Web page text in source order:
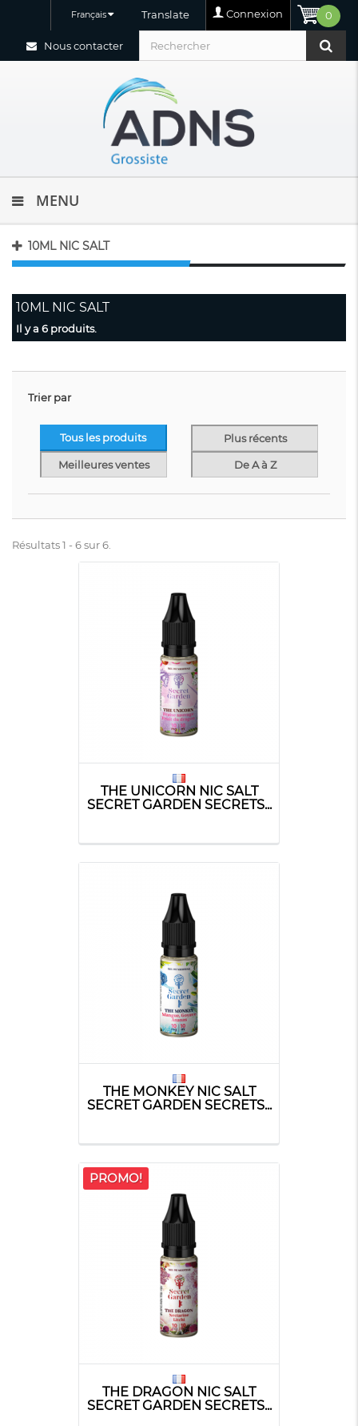
0
Connexion
Translate
Français
Nous contacter
MENU
10ML NIC SALT
10ML NIC SALT
Il y a 6 produits.
Trier par
Tous les produits Plus récents
Meilleures ventes De A à Z
Résultats 1 - 6 sur 6.
THE UNICORN NIC SALT
SECRET GARDEN SECRETS...
THE MONKEY NIC SALT
SECRET GARDEN SECRETS...
PROMO!
THE DRAGON NIC SALT
SECRET GARDEN SECRETS...